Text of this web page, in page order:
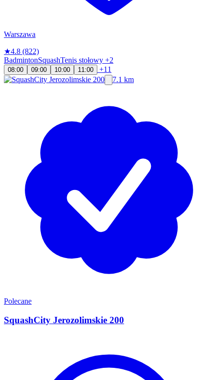
Warszawa
★4.8 (822)
BadmintonSquashTenis stołowy +2
08:00 09:00 10:00 11:00
+11
7.1 km
Polecane
SquashCity Jerozolimskie 200